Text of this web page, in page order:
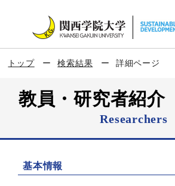
トップ 検索結果 詳細ページ
教員・研究者紹介
Researchers
基本情報